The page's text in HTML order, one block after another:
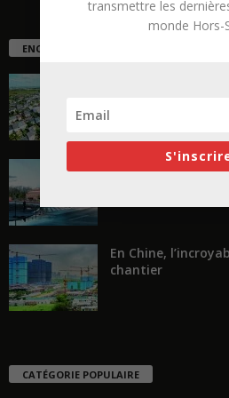
ENCORE PLUS D'ARTICLES
« Transformer
En Chine,
chantier
CATÉGORIE POPULAIRE
transmettre les
monde Hors-